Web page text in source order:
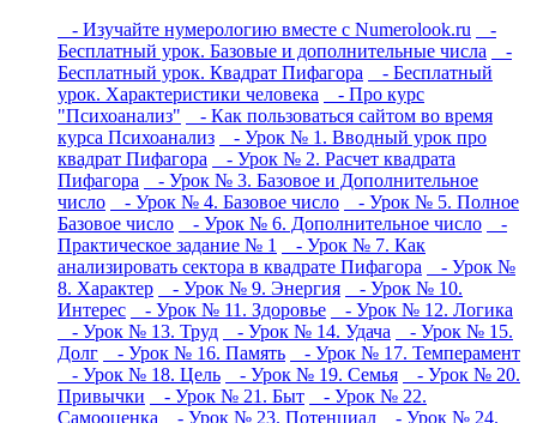
- Изучайте нумерологию вместе с Numerolook.ru
-
Бесплатный урок. Базовые и дополнительные числа
-
Бесплатный урок. Квадрат Пифагора
- Бесплатный
урок. Характеристики человека
- Про курс
"Психоанализ"
- Как пользоваться сайтом во время
курса Психоанализ
- Урок № 1. Вводный урок про
квадрат Пифагора
- Урок № 2. Расчет квадрата
Пифагора
- Урок № 3. Базовое и Дополнительное
число
- Урок № 4. Базовое число
- Урок № 5. Полное
Базовое число
- Урок № 6. Дополнительное число
-
Практическое задание № 1
- Урок № 7. Как
анализировать сектора в квадрате Пифагора
- Урок №
8. Характер
- Урок № 9. Энергия
- Урок № 10.
Интерес
- Урок № 11. Здоровье
- Урок № 12. Логика
- Урок № 13. Труд
- Урок № 14. Удача
- Урок № 15.
Долг
- Урок № 16. Память
- Урок № 17. Темперамент
- Урок № 18. Цель
- Урок № 19. Семья
- Урок № 20.
Привычки
- Урок № 21. Быт
- Урок № 22.
Самооценка
- Урок № 23. Потенциал
- Урок № 24.